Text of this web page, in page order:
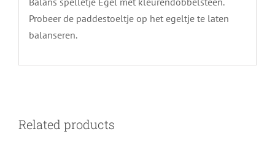
Probeer de paddestoeltje op het egeltje te laten
balanseren.
Related products